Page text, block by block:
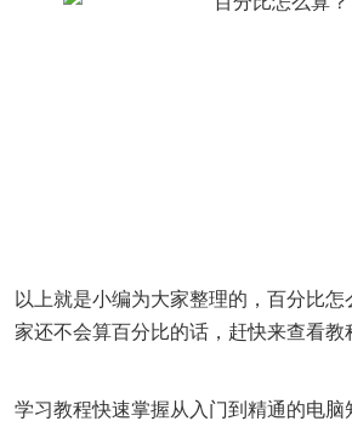
以上就是小编为大家整理的，百分比
家还不会算百分比的话，赶快来查看教
学习教程快速掌握从入门到精通的电脑